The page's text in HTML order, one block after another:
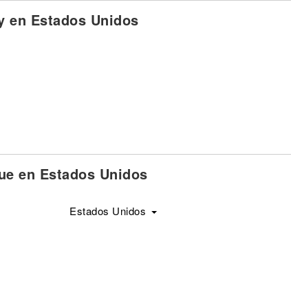
en Estados Unidos
en Estados Unidos
Estados Unidos